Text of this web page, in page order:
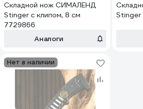
Складной нож СИМАЛЕНД
Stinger с клипом, 8 см
7729866
Аналоги
Stinger
Нет в наличии